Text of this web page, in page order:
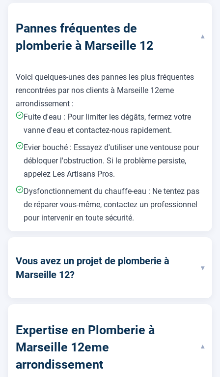
Pannes fréquentes de
plomberie à Marseille 12
▾
Voici quelques-unes des pannes les plus fréquentes
rencontrées par nos clients à Marseille 12eme
arrondissement :
Fuite d'eau : Pour limiter les dégâts, fermez votre
vanne d'eau et contactez-nous rapidement.
Evier bouché : Essayez d'utiliser une ventouse pour
débloquer l'obstruction. Si le problème persiste,
appelez Les Artisans Pros.
Dysfonctionnement du chauffe-eau : Ne tentez pas
de réparer vous-même, contactez un professionnel
pour intervenir en toute sécurité.
Vous avez un projet de plomberie à
Marseille 12?
▾
Expertise en Plomberie à
Marseille 12eme
arrondissement
▾